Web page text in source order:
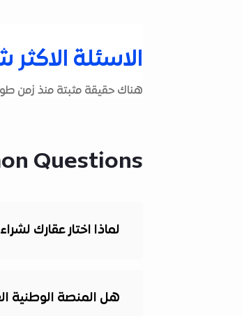
الاسئلة الاكثر
هناك حقيقة مثبتة منذ زمن
Questions
لماذا اختار عقارك
هل المنصة الوطنية